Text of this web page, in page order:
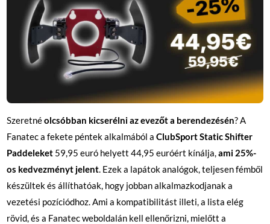
Szeretnéolcsóbban kicserélni az evezőt a berendezésén? A
Fanatec a fekete péntek alkalmából aClubSport Static Shifter
Paddeleket 59,95 euró helyett 44,95 euróért kínálja,ami 25%-
os kedvezményt jelent. Ezek a lapátok analógok, teljesen fémből
készültek és állíthatóak, hogy jobban alkalmazkodjanak a
vezetési pozíciódhoz. Ami a kompatibilitást illeti, a lista elég
rövid, és a Fanatec weboldalán kell ellenőrizni, mielőtt a